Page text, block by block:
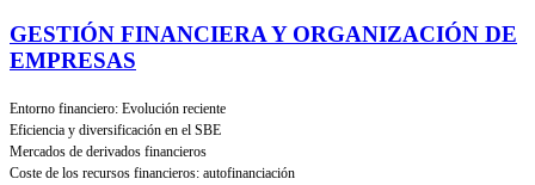
GESTIÓN FINANCIERA Y ORGANIZACIÓN DE
EMPRESAS
Entorno financiero: Evolución reciente
Eficiencia y diversificación en el SBE
Mercados de derivados financieros
Coste de los recursos financieros: autofinanciación